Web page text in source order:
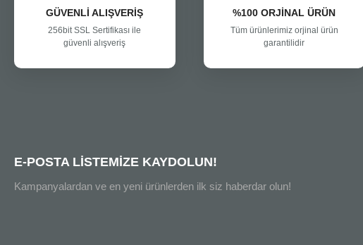
GÜVENLİ ALIŞVERİŞ
256bit SSL Sertifikası ile
güvenli alışveriş
%100 ORJİNAL ÜRÜN
Tüm ürünlerimiz orjinal ürün
garantilidir
E-POSTA LİSTEMİZE KAYDOLUN!
Kampanyalardan ve en yeni ürünlerden ilk siz haberdar olun!